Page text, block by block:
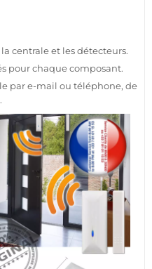
centraleet les détecteurs.
pour chaque composant.
par e-mail ou téléphone, de